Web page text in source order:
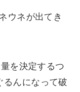
ウネが出てき
を決定するつ
るんになって破